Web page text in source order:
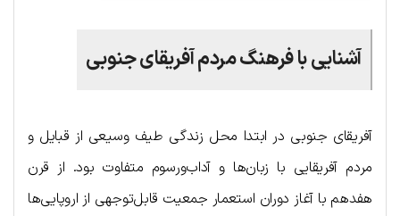
آشنایی با فرهنگ مردم آفریقای جنوبی
آفریقای جنوبی در ابتدا محل زندگی طیف وسیعی از قبایل و
مردم آفریقایی با زبان‌ها و آداب‌ورسوم متفاوت بود. از قرن
هفدهم با آغاز دوران استعمار جمعیت قابل‌توجهی از اروپایی‌ها